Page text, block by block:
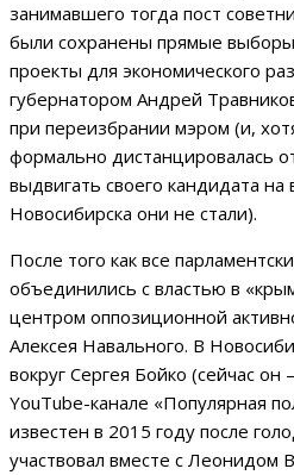
занимавшего тогда пост
были сохранены прямые
проекты для экономического
губернатором Андрей
при переизбрании мэром (и,
формально дистанцировалась
выдвигать своего кандидата
Новосибирска они не стали).
После того как все
объединились с властью в
центром оппозиционной
Алексея Навального. В
вокруг Сергея Бойко (сейчас
YouTube-канале «Популярная
известен в 2015 году после
участвовал вместе с Леонидом